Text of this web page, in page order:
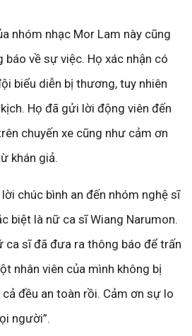
nhóm nhạc Mor Lam này cũng
về sự việc. Họ xác nhận có
biểu diễn bị thương, tuy nhiên
Họ đã gửi lời động viên đến
chuyến xe cũng như cảm ơn
khán giả.
chúc bình an đến nhóm nghệ sĩ
biệt là nữ ca sĩ Wiang Narumon.
ca sĩ đã đưa ra thông báo để trấn
nhân viên của mình không bị
đều an toàn rồi. Cảm ơn sự lo
người”.